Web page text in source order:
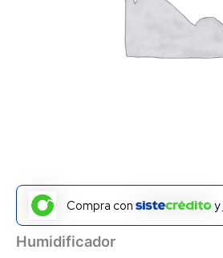
Compra con y
Humidificador